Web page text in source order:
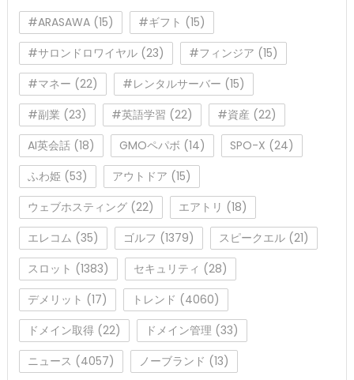
#ARASAWA(15) #ギフト (15)
#サロンドロワイヤル(23) #フィンジア (15)
#マネー (22) #レンタルサーバー (15)
#副業 (23) #英語学習 (22) #資産 (22)
AI英会話(18) GMOペパボ (14) SPO-X (24)
ふわ姫 (53) アウトドア (15)
ウェブホスティング(22) エアトリ (18)
エレコム (35) ゴルフ (1379) スピークエル(21)
スロット (1383) セキュリティ (28)
デメリット (17) トレンド (4060)
ドメイン取得(22) ドメイン管理 (33)
ニュース (4057) ノーブランド (13)